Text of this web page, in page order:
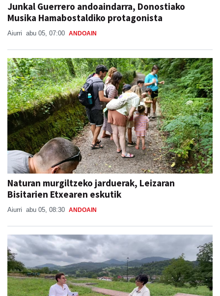
Junkal Guerrero andoaindarra, Donostiako
Musika Hamabostaldiko protagonista
Aiurri abu 05, 07:00 ANDOAIN
Naturan murgiltzeko jarduerak, Leizaran
Bisitarien Etxearen eskutik
Aiurri abu 05, 08:30 ANDOAIN